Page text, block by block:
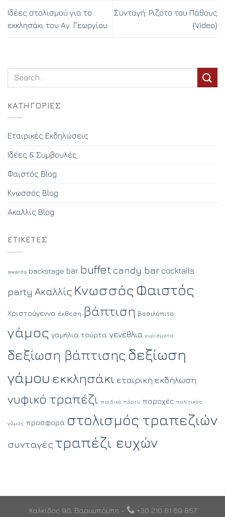
Ιδέες στολισμού για το
εκκλησάκι του Αγ. Γεωργίου
Συνταγή: Ριζότο του Πάθους
{Video}
KΑΤΗΓΟΡΊΕΣ
Εταιρικές Εκδηλώσεις
Ιδέες & Συμβουλές
Φαιστός Blog
Κνωσσός Blog
Ακαλλίς Blog
ΕΤΙΚΈΤΕΣ
awards backstage bar buffet candy bar cocktails
party Ακαλλίς Κνωσσός Φαιστός
Χριστούγεννα έκθεση βάπτιση βασιλόπιτα
γάμος γαμήλια τούρτα γενέθλια γυρίσματα
δεξίωση βάπτισης δεξίωση
γάμου εκκλησάκι εταιρική εκδήλωση
νυφικό τραπέζι παιδικό πάρτυ παροχές πολιτικός
γάμος προσφορά στολισμός τραπεζιών
συνταγές τραπέζι ευχών
Χαλκίδος 90, Βαρυμπόμπη - +30 210 81 69 857